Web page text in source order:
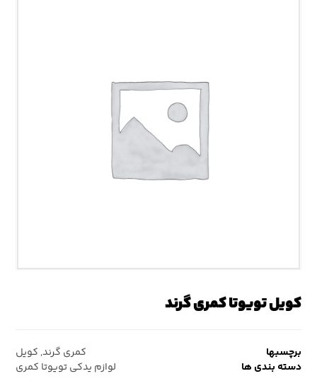
کویل تویوتا کمری گرند
برچسبها کمری گرند, کویل
دسته بندی ها
لوازم یدکی تویوتا کمری